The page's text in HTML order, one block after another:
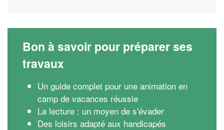
Bon à savoir pour préparer ses
travaux
Un guide complet pour une animation en
camp de vacances réussie
La lecture : un moyen de s'évader
Des loisirs adapté aux handicapés